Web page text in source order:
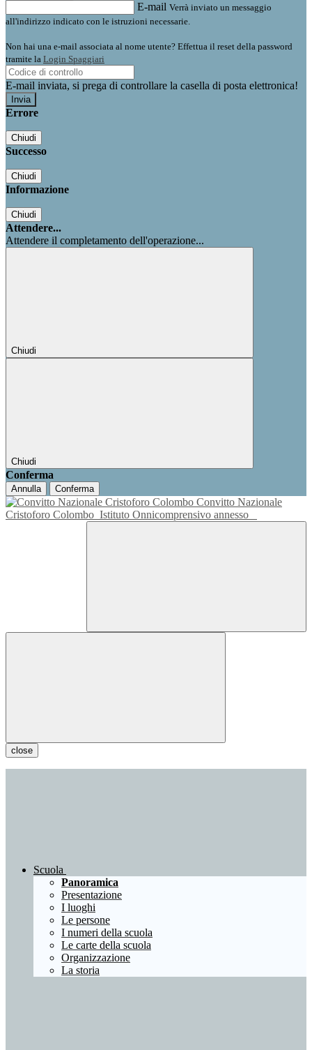
E-mail Verrà inviato un messaggio
all'indirizzo indicato con le istruzioni necessarie.
Non hai una e-mail associata al nome utente? Effettua il reset della password
tramite la Login Spaggiari
E-mail inviata, si prega di controllare la casella di posta elettronica!
Errore
Chiudi
Successo
Chiudi
Informazione
Chiudi
Attendere...
Attendere il completamento dell'operazione...
Chiudi
Chiudi
Conferma
Annulla Conferma
Convitto Nazionale
Cristoforo Colombo Istituto Onnicomprensivo annesso
close
Scuola
Panoramica
Presentazione
I luoghi
Le persone
I numeri della scuola
Le carte della scuola
Organizzazione
La storia